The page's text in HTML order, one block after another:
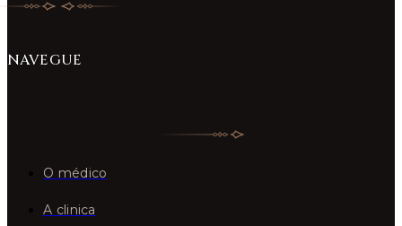
NAVEGUE
O médico
A clinica